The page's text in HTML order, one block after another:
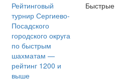
Рейтинговый
турнир Сергиево-
Посадского
городского округа
по быстрым
шахматам —
рейтинг 1200 и
выше
Быстрые